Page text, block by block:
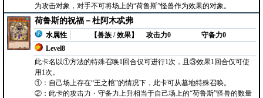
为攻击对象，对手不可将场上的“荷鲁斯”怪兽作为效果的对象。
荷鲁斯的祝福－杜阿木忒弗
水属性
【兽族 / 效果】
Level8
攻击力0 守备力0
此卡名以①方法的特殊召唤1回合仅可进行1次，且③效果1回合仅可使
用1次。
①：自己场上存在“王之棺”的情况下，此卡可从墓地特殊召唤。
②：此卡的攻击力・守备力上升相当于自己场上的“荷鲁斯”怪兽的数量